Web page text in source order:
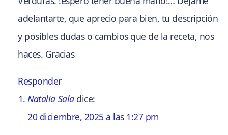
adelantarte, que aprecio para bien, tu descripción
y posibles dudas o cambios que de la receta, nos
haces. Gracias
Responder
Natalia Sala dice:
20 diciembre, 2025 a las 1:27 pm